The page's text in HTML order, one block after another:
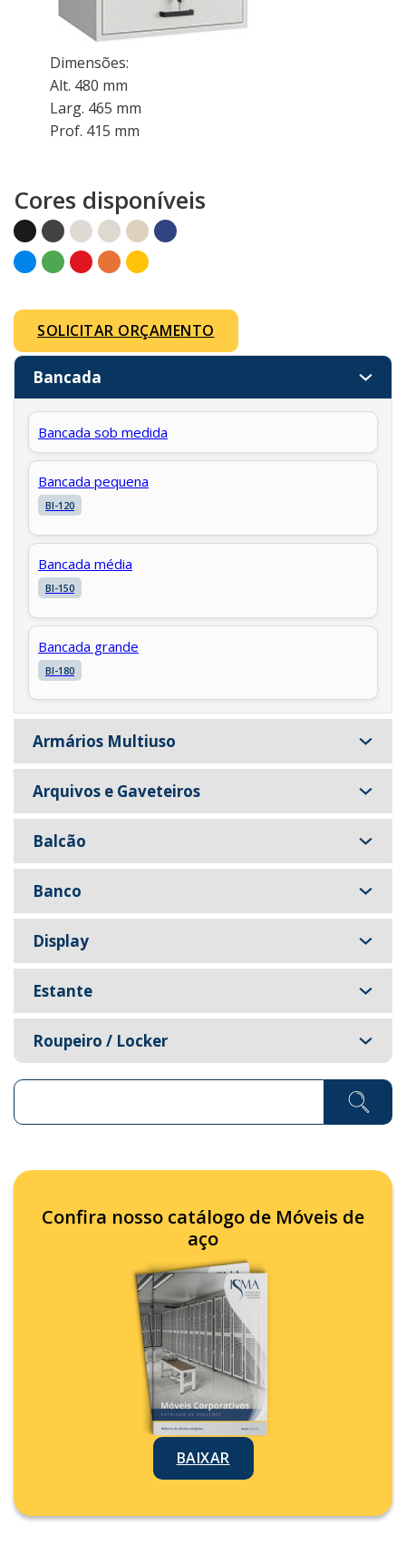
Pesquisar ...
Bancada
Bancada sob medida
Bancada pequena
BI-120
Bancada média
BI-150
Bancada grande
BI-180
Armários Multiuso
Arquivos e Gaveteiros
Balcão
Banco
Display
Estante
Roupeiro / Locker
Confira nosso catálogo de Móveis de
aço
BAIXAR
Dimensões:
Alt. 480 mm
Larg. 465 mm
Prof. 415 mm
Cores disponíveis
SOLICITAR ORÇAMENTO